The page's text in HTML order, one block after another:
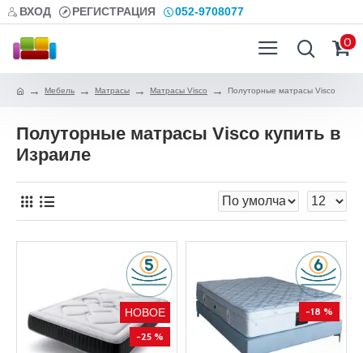
ВХОД РЕГИСТРАЦИЯ 052-9708077
0
Мебель Матрасы Матрасы Visco Полуторные матрасы Visco
Полуторные матрасы Visco купить в
Израиле
НОВОЕ
-25 %
-18 %